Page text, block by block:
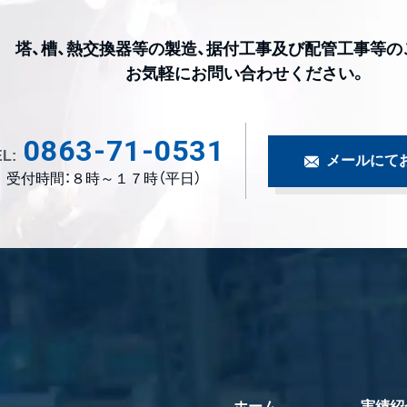
塔、槽、熱交換器等の製造、据付工事及び配管工事等の
お気軽にお問い合わせください。
0863-71-0531
受付時間：８時～１７時（平日）
メールにて